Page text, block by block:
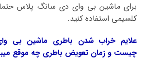
برای ماشین بی وای دی سانگ پلاس حتما
کلسیمی استفاده کنید.
علایم خراب شدن باطری ماشین بی
چیست و زمان تعویض باطری چه موقع